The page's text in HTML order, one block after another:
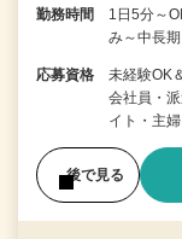
勤務時間
1日5分～
み～中長
応募資格
未経験OK
会社員・
イト・主
後で見る